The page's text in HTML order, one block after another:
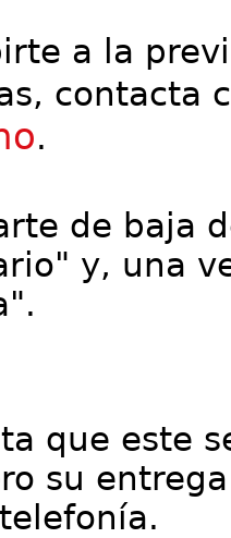
a la
contacta
.
de baja
y, una
que este
su